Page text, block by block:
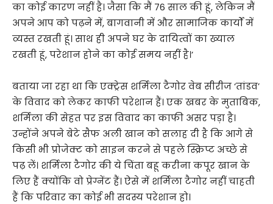
का कोई कारण नहीं है। जैसा कि मैं 76 साल की हूं, लेकिन मैं
अपने आप को पढ़ने में, बागवानी में और सामाजिक कार्यों में
व्यस्त रखती हूं। साथ ही अपने घर के दायित्वों का ख्याल
रखती हूं, परेशान होने का कोई समय नहीं है।’
बताया जा रहा था कि एक्ट्रेस शर्मिला टैगोर वेब सीरीज ‘तांडव’
के विवाद को लेकर काफी परेशान हैं। एक खबर के मुताबिक,
शर्मिला की सेहत पर इस विवाद का काफी असर पड़ा है।
उन्होंने अपने बेटे सैफ अली खान को सलाह दी है कि आगे से
किसी भी प्रोजेक्ट को साइन करने से पहले स्क्रिप्ट अच्छे से
पढ़ लें। शर्मिला टैगोर की ये चिंता बहू करीना कपूर खान के
लिए हैं क्योंकि वो प्रेग्नेंट हैं। ऐसे में शर्मिला टैगोर नहीं चाहती
हैं कि परिवार का कोई भी सदस्य परेशान हो।